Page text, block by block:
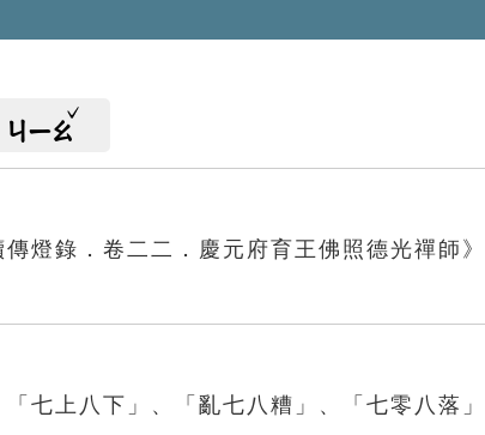
ㄐㄧㄠ
燈錄．卷二二．慶元府育王佛照德光禪師
七上八下」、「亂七八糟」、「七零八落